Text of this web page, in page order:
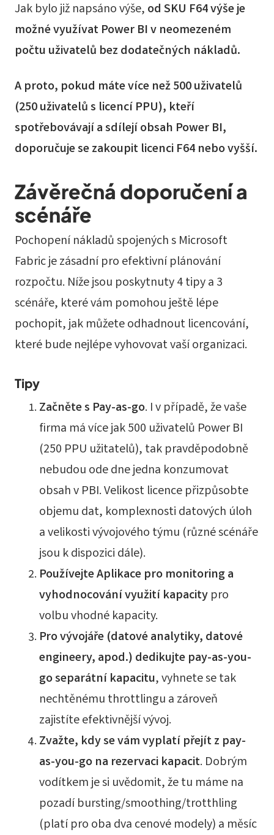
Jak bylo již napsáno výše, od SKU F64 výše je
možné využívat Power BI v neomezeném
počtu uživatelů bez dodatečných nákladů.
A proto, pokud máte více než 500 uživatelů
(250 uživatelů s licencí PPU), kteří
spotřebovávají a sdílejí obsah Power BI,
doporučuje se zakoupit licenci F64 nebo vyšší.
Závěrečná doporučení a
scénáře
Pochopení nákladů spojených s Microsoft
Fabric je zásadní pro efektivní plánování
rozpočtu. Níže jsou poskytnuty 4 tipy a 3
scénáře, které vám pomohou ještě lépe
pochopit, jak můžete odhadnout licencování,
které bude nejlépe vyhovovat vaší organizaci.
Tipy
Začněte s Pay-as-go. I v případě, že vaše
firma má více jak 500 uživatelů Power BI
(250 PPU užitatelů), tak pravděpodobně
nebudou ode dne jedna konzumovat
obsah v PBI. Velikost licence přizpůsobte
objemu dat, komplexnosti datových úloh
a velikosti vývojového týmu (různé scénáře
jsou k dispozici dále).
Používejte Aplikace pro monitoring a
vyhodnocování využití kapacity pro
volbu vhodné kapacity.
Pro vývojáře (datové analytiky, datové
engineery, apod.) dedikujte pay-as-you-
go separátní kapacitu, vyhnete se tak
nechtěnému throttlingu a zároveň
zajistíte efektivnější vývoj.
Zvažte, kdy se vám vyplatí přejít z pay-
as-you-go na rezervaci kapacit. Dobrým
vodítkem je si uvědomit, že tu máme na
pozadí bursting/smoothing/trotthling
(platí pro oba dva cenové modely) a měsíc